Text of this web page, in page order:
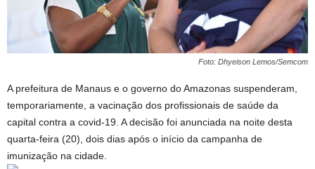
Foto: Dhyeison Lemos/Semcom
A prefeitura de Manaus e o governo do Amazonas suspenderam,
temporariamente, a vacinação dos profissionais de saúde da
capital contra a covid-19. A decisão foi anunciada na noite desta
quarta-feira (20), dois dias após o início da campanha de
imunização na cidade.